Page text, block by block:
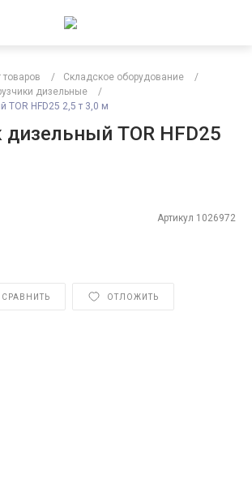
товаров / Складское оборудование
/
дизельные
/
TOR HFD25 2,5 т 3,0 м
дизельный TOR HFD25
Артикул 1026972
СРАВНИТЬ ОТЛОЖИТЬ